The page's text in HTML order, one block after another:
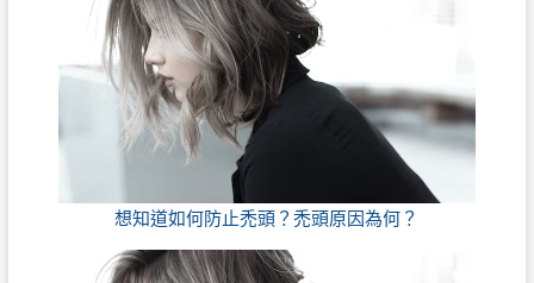
想知道如何防止禿頭？禿頭原因為何？